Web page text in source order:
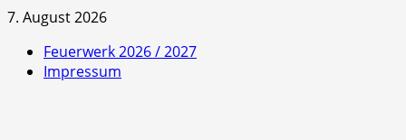
Zum
springen
7. August 2026
Feuerwerk 2026 / 2027
Impressum